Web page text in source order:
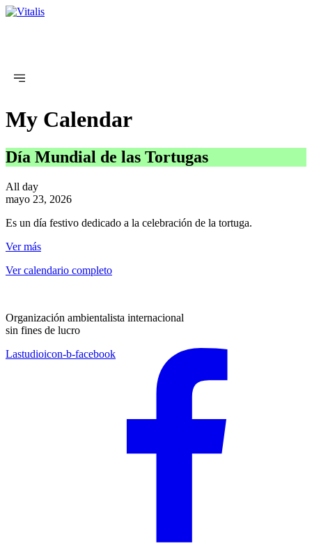
My Calendar
Día Mundial de las Tortugas
All day
mayo 23, 2026
Es un día festivo dedicado a la celebración de la tortuga.
Ver más
Ver calendario completo
Organización ambientalista internacional
sin fines de lucro
Lastudioicon-b-facebook